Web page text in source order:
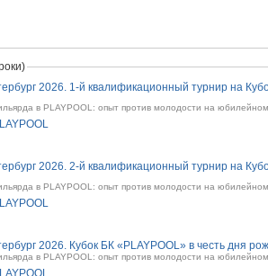
2026. 1-й квалификационный турнир на
в PLAYPOOL: опыт против молодости на юбилейном
2026. 2-й квалификационный турнир на
в PLAYPOOL: опыт против молодости на юбилейном
в PLAYPOOL: опыт против молодости на юбилейном